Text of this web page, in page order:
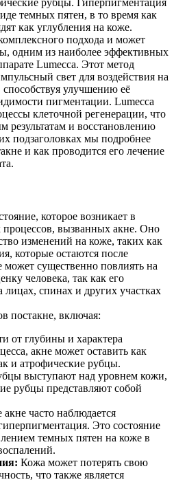
темных пятен, в то время как
как углубления на коже.
подхода и может
одним из наиболее эффективных
Lumecca. Этот метод
свет для воздействия на
улучшению её
пигментации. Lumecca
клеточной регенерации, что
результатам и восстановлению
подзаголовках мы подробнее
и как проводится его лечение
которое возникает в
процессов, вызванных акне. Оно
изменений на коже, таких как
которые остаются после
может существенно повлиять на
человека, так как его
спинах и других участках
постакне, включая:
от глубины и характера
акне может оставить как
и атрофические рубцы.
выступают над уровнем кожи,
рубцы представляют собой
акне часто наблюдается
Это состояние
темных пятен на коже в
Кожа может потерять свою
что также является